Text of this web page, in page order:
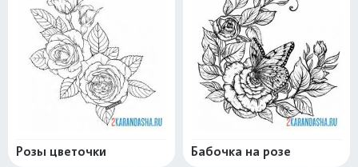
Розы цветочки Бабочка на розе